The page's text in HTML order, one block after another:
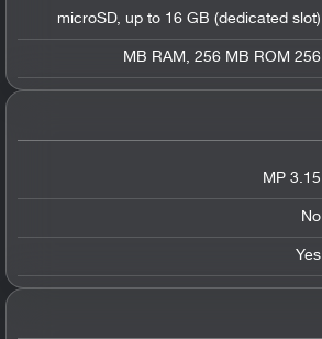
microSD, up to 16 GB (dedicated slot)
256 MB RAM, 256 MB ROM
3.15 MP
No
Yes